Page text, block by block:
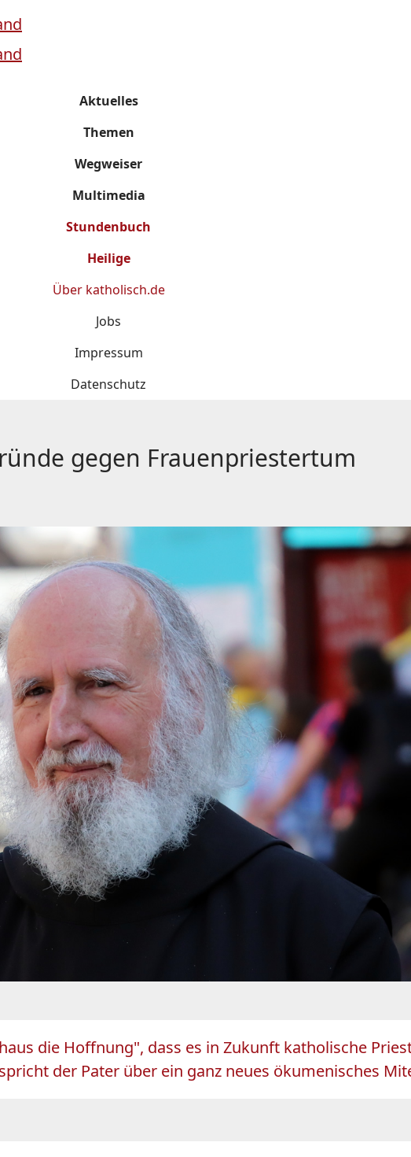
Aktuelles
Themen
Wegweiser
Multimedia
Stundenbuch
Heilige
Über katholisch.de
Jobs
Impressum
Datenschutz
gegen Frauenpriestertum
die Hoffnung", dass es in Zukunft katholische
der Pater über ein ganz neues ökumenisches